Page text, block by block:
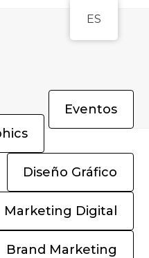
Eventos
Diseño Gráfico
Marketing Digital
Brand Marketing
ES